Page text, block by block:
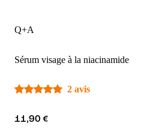
Q+A
Sérum visage à la niacinamide
2 avis
11,90 €